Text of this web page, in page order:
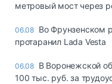
метровый мост через
06.08 Во Фрунзенском
протаранил Lada Vesta
06.08 В Воронежской
100 тыс. руб. за